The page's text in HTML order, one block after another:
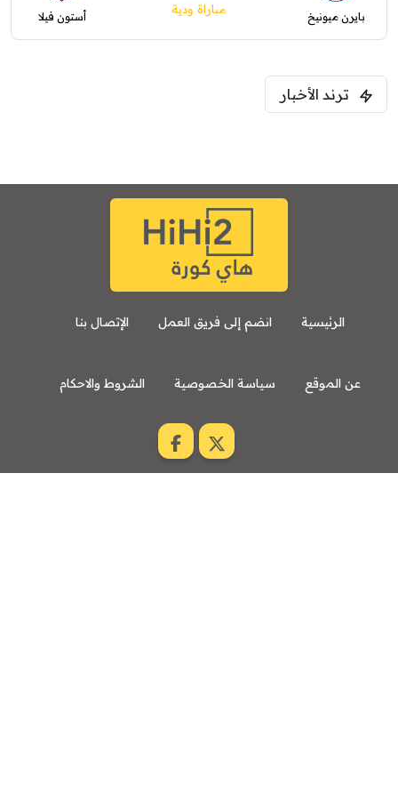
بايرن ميونيخ مباراة ودية أستون فيلا
ترند الأخبار
الرئيسية انضم إلى فريق العمل الإتصال بنا
عن الموقع سياسة الخصوصية الشروط والاحكام